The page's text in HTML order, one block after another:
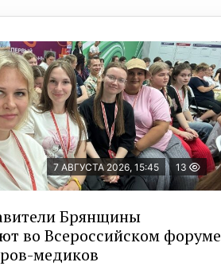
7 АВГУСТА 2026, 15:45 13
Брянщины
во Всероссийском форуме
медиков